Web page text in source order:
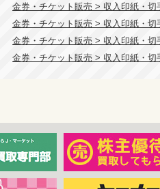
金券・チケット販売 > 収入印紙・
金券・チケット販売 > 収入印紙・切
金券・チケット販売 > 収入印紙・
金券・チケット販売 > 収入印紙・